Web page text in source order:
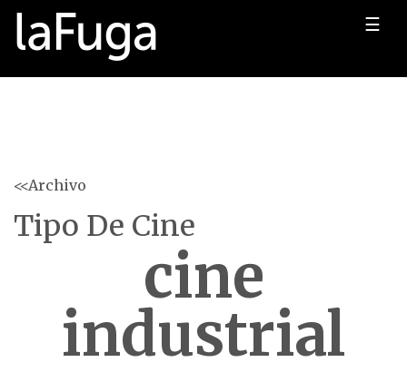
☰
<<Archivo
Tipo De Cine
cine
industrial